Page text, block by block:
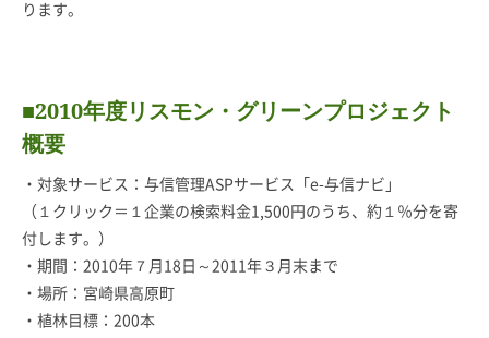
ります。
■2010年度リスモン・グリーンプロジェクト
概要
・対象サービス：与信管理ASPサービス「e-与信ナビ」
（１クリック＝１企業の検索料金1,500円のうち、約１％分を寄
付します。）
・期間：2010年７月18日～2011年３月末まで
・場所：宮崎県高原町
・植林目標：200本